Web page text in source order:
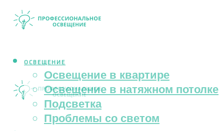
ОСВЕЩЕНИЕ
Освещение в квартире
Освещение в натяжном потолке
Подсветка
Проблемы со светом